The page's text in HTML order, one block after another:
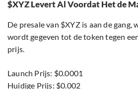
$XYZ Levert Al Voordat Het de
De presale van $XYZ is aan de gang,
wordt gegeven tot de token tegen
prijs.
Launch Prijs: $0.0001
Huidige Prijs: $0.002